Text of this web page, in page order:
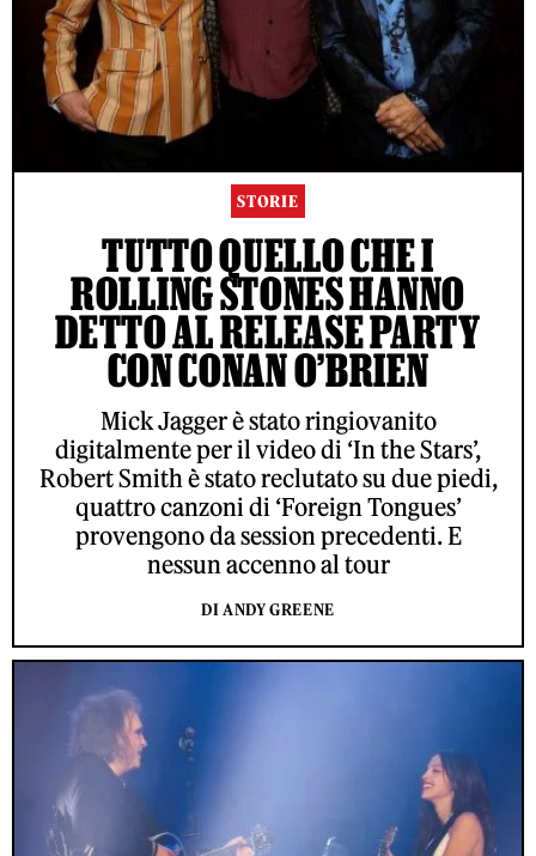
STORIE
TUTTO QUELLO CHE I
ROLLING STONES HANNO
DETTO AL RELEASE PARTY
CON CONAN O’BRIEN
Mick Jagger è stato ringiovanito
digitalmente per il video di ‘In the Stars’,
Robert Smith è stato reclutato su due piedi,
quattro canzoni di ‘Foreign Tongues’
provengono da session precedenti. E
nessun accenno al tour
DI ANDY GREENE